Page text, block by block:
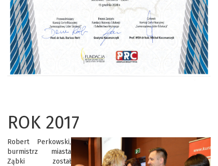
ROK 2017
Robert Perkowski,
burmistrz miasta
Ząbki został